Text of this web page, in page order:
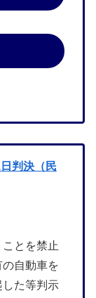
判決（民
とを禁止
自動車を
た等判示